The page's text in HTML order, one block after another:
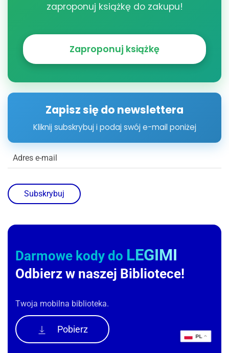
zaproponuj książkę do zakupu!
Zaproponuj książkę
Zapisz się do newslettera
Kliknij subskrybuj i podaj swój e-mail poniżej
Subskrybuj
Darmowe kody do LEGIMI
Odbierz w naszej Bibliotece!
Twoja mobilna biblioteka.
Pobierz
PL